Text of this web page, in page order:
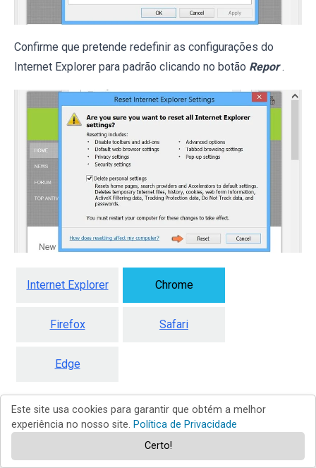
Confirme que pretende redefinir as configurações do
Internet Explorer para padrão clicando no botão Repor .
Internet Explorer Chrome
Firefox Safari
Edge
Remova as extensões fraudulentas
do Google Chrome:
Este site usa cookies para garantir que obtém a melhor
experiência no nosso site. Política de Privacidade
Certo!